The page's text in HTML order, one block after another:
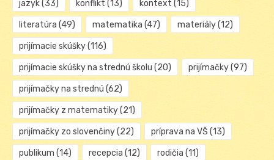
jazyk(33) konflikt (13) kontext (15)
literatúra (49) matematika (47) materiály(12)
prijímacie skúšky(116)
prijímacie skúšky na strednú školu (20) prijímačky(97)
prijímačky na strednú (62)
prijímačky z matematiky(21)
prijímačky zo slovenčiny(22) príprava na VŠ (13)
publikum (14) recepcia (12) rodičia (11)